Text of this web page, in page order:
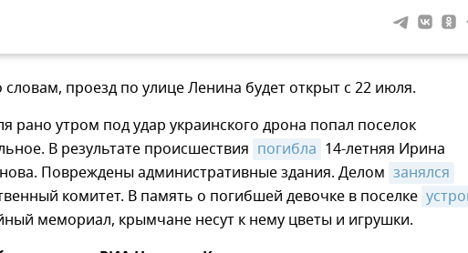
словам, проезд по улице Ленина будет открыт с 22 июля.
рано утром под удар украинского дрона попал поселок
В результате происшествия погибла 14-летняя Ирина
Повреждены административные здания. Делом занялся
комитет. В память о погибшей девочке в поселке
мемориал, крымчане несут к нему цветы и игрушки.